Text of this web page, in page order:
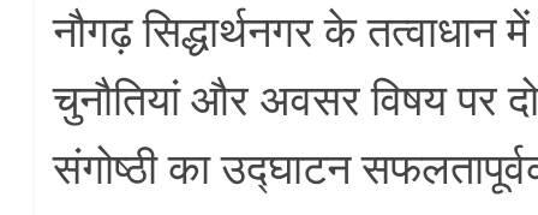
नौगढ़ सिद्धार्थनगर के तत्वाधान
चुनौतियां और अवसर विषय पर दो
संगोष्ठी का उद्घाटन